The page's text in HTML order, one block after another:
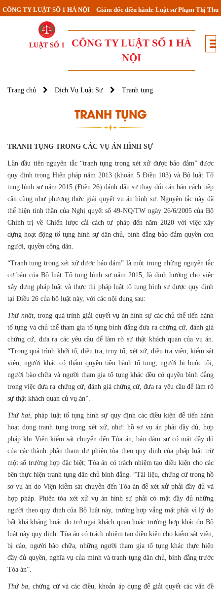
CÔNG TY LUẬT SỐ 1 HÀ NỘI Giám đốc điều hành: Luật sư Phạm Thị Thu
LUẬT SỐ 1
CÔNG TY LUẬT SỐ 1 HÀ
NỘI
Trang chủ Dịch Vụ Luật Sư Tranh tụng
TRANH TỤNG
TRANH TỤNG TRONG CÁC VỤ ÁN HÌNH SỰ
Lần đầu tiên nguyên tắc “tranh tụng trong xét xử được bảo đảm” được
quy định trong Hiến pháp năm 2013 (khoản 5 Điều 103) và Bộ luật Tố
tụng hình sự năm 2015 (Điều 26) đánh dấu sự thay đổi căn bản cách tiếp
cận cũng như phương thức giải quyết vụ án hình sự. Nguyên tắc này đã
thể hiện tinh thần của Nghị quyết số 49-NQ/TW ngày 26/6/2005 của Bộ
Chính trị về Chiến lược cải cách tư pháp đến năm 2020 với việc xây
dựng hoạt động tố tụng hình sự dân chủ, bình đẳng bảo đảm quyền con
người, quyền công dân.
“Tranh tụng trong xét xử được bảo đảm” là một trong những nguyên tắc
cơ bản của Bộ luật Tố tụng hình sự năm 2015, là định hướng cho việc
xây dựng pháp luật và thực thi pháp luật tố tụng hình sự được quy định
tại Điều 26 của bộ luật này, với các nội dung sau:
Thứ nhất, trong quá trình giải quyết vụ án hình sự các chủ thể tiến hành
tố tụng và chủ thể tham gia tố tụng bình đẳng đưa ra chứng cứ, đánh giá
chứng cứ, đưa ra các yêu cầu để làm rõ sự thật khách quan của vụ án.
“Trong quá trình khởi tố, điều tra, truy tố, xét xử, điều tra viên, kiểm sát
viên, người khác có thẩm quyền tiền hành tố tụng, người bị buộc tội,
người bào chữa và người tham gia tố tụng khác đều có quyền bình đẳng
trong việc đưa ra chứng cứ, đánh giá chứng cứ, đưa ra yêu cầu để làm rõ
sự thật khách quan củ vụ án”.
Thứ hai,pháp luật tố tụng hình sự quy định các điều kiện để tiến hành
hoạt đọng tranh tụng trong xét xử, như: hồ sơ vụ án phải đầy đủ, hợp
pháp khi Viện kiểm sát chuyển đến Tòa án; bảo đảm sự có mặt đầy đủ
của các thành phần tham dự phiên tòa theo quy định của pháp luật trừ
một số trường hợp đặc biệt; Tòa án có trách nhiệm tạo điều kiện cho các
bên thực hiện tranh tụng dân chủ bình đẳng. “Tài liệu, chứng cứ trong hồ
sơ vụ án do Viện kiểm sát chuyển đến Tòa án để xét xử phải đầy đủ và
hợp pháp. Phiên tòa xét xử vụ án hình sự phải có mặt đầy đủ những
người theo quy định của Bộ luật này, trường hợp vắng mặt phải vì lý do
bất khả kháng hoặc do trở ngại khách quan hoặc trường hợp khác do Bộ
luật này quy định. Tòa án có trách nhiệm tạo điều kiện cho kiểm sát viên,
bị cáo, người bào chữa, những người tham gia tố tụng khác thực hiện
đầy đủ quyền, nghĩa vụ của mình và tranh tụng dân chủ, bình đẳng trước
Tòa án”.
Thứ ba,chứng cứ và các điều, khoản áp dụng để giải quyết các vấn đề